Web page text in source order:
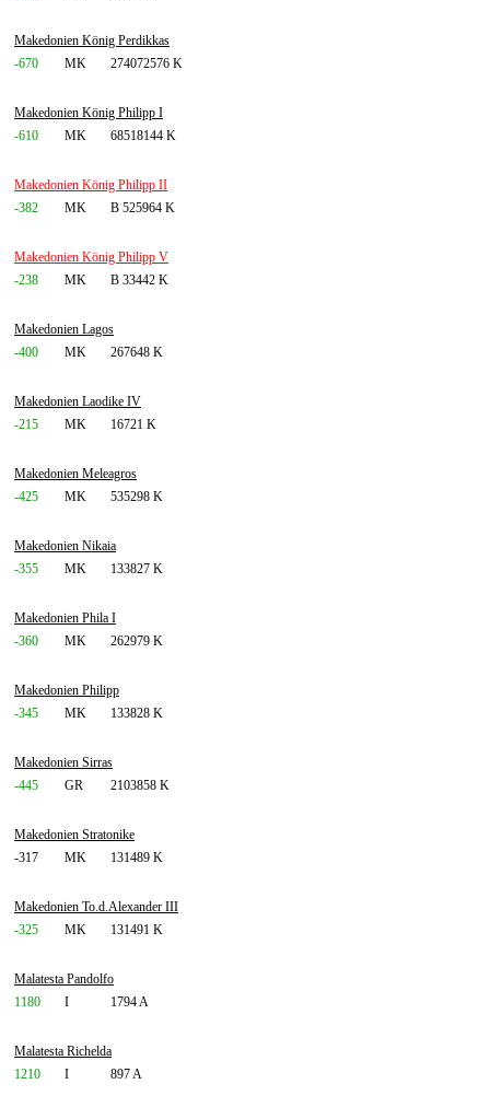
Makedonien König Perdikkas
-670
MK 274072576 K
Makedonien König Philipp I
-610
MK 68518144 K
Makedonien König Philipp II
-382
MK B 525964 K
Makedonien König Philipp V
-238
MK B 33442 K
Makedonien Lagos
-400
MK 267648 K
Makedonien Laodike IV
-215
MK 16721 K
Makedonien Meleagros
-425
MK 535298 K
Makedonien Nikaia
-355
MK 133827 K
Makedonien Phila I
-360
MK 262979 K
Makedonien Philipp
-345
MK 133828 K
Makedonien Sirras
-445
GR 2103858 K
Makedonien Stratonike
-317
MK 131489 K
Makedonien To.d.Alexander III
-325
MK 131491 K
Malatesta Pandolfo
1180
I 1794 A
Malatesta Richelda
1210
I 897 A